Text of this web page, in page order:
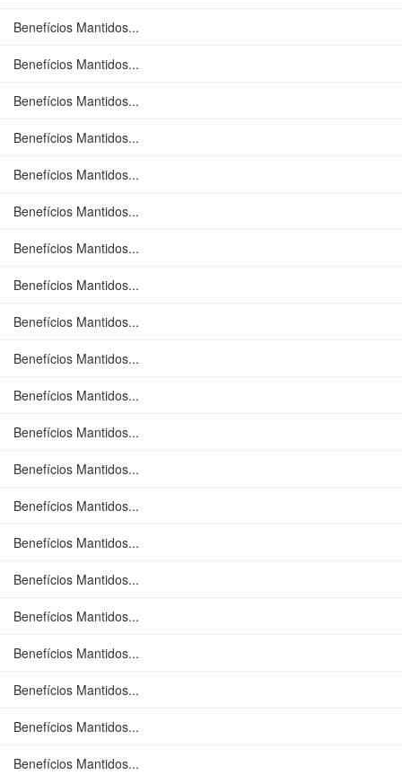
Benefícios Mantidos...
Benefícios Mantidos...
Benefícios Mantidos...
Benefícios Mantidos...
Benefícios Mantidos...
Benefícios Mantidos...
Benefícios Mantidos...
Benefícios Mantidos...
Benefícios Mantidos...
Benefícios Mantidos...
Benefícios Mantidos...
Benefícios Mantidos...
Benefícios Mantidos...
Benefícios Mantidos...
Benefícios Mantidos...
Benefícios Mantidos...
Benefícios Mantidos...
Benefícios Mantidos...
Benefícios Mantidos...
Benefícios Mantidos...
Benefícios Mantidos...